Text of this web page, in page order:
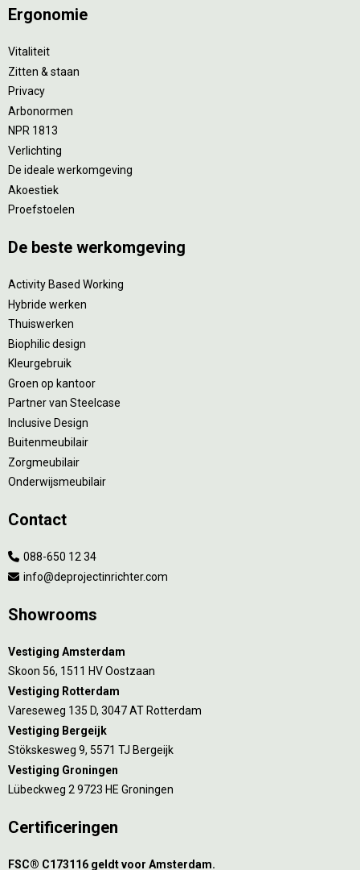
Ergonomie
Vitaliteit
Zitten & staan
Privacy
Arbonormen
NPR 1813
Verlichting
De ideale werkomgeving
Akoestiek
Proefstoelen
De beste werkomgeving
Activity Based Working
Hybride werken
Thuiswerken
Biophilic design
Kleurgebruik
Groen op kantoor
Partner van Steelcase
Inclusive Design
Buitenmeubilair
Zorgmeubilair
Onderwijsmeubilair
Contact
088-650 12 34
info@deprojectinrichter.com
Showrooms
Vestiging Amsterdam
Skoon 56, 1511 HV Oostzaan
Vestiging Rotterdam
Vareseweg 135 D, 3047 AT Rotterdam
Vestiging Bergeijk
Stökskesweg 9, 5571 TJ Bergeijk
Vestiging Groningen
Lübeckweg 2 9723 HE Groningen
Certificeringen
FSC® C173116 geldt voor Amsterdam.